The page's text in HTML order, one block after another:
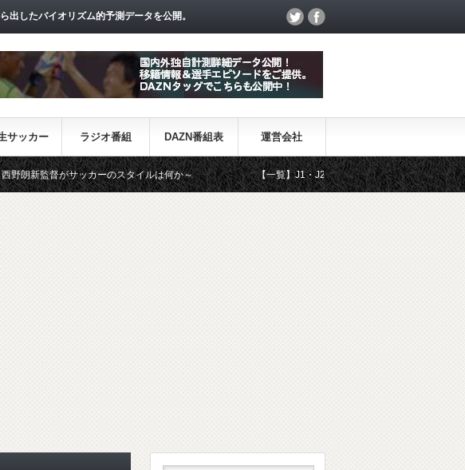
したバイオリズム的予測データを公開。
サッカー ラジオ番組 DAZN番組表 運営会社
カーのスタイルは何か～ 【一覧】J1・J2・J3リーグ「退団・戦力外選手＆新加入選手」